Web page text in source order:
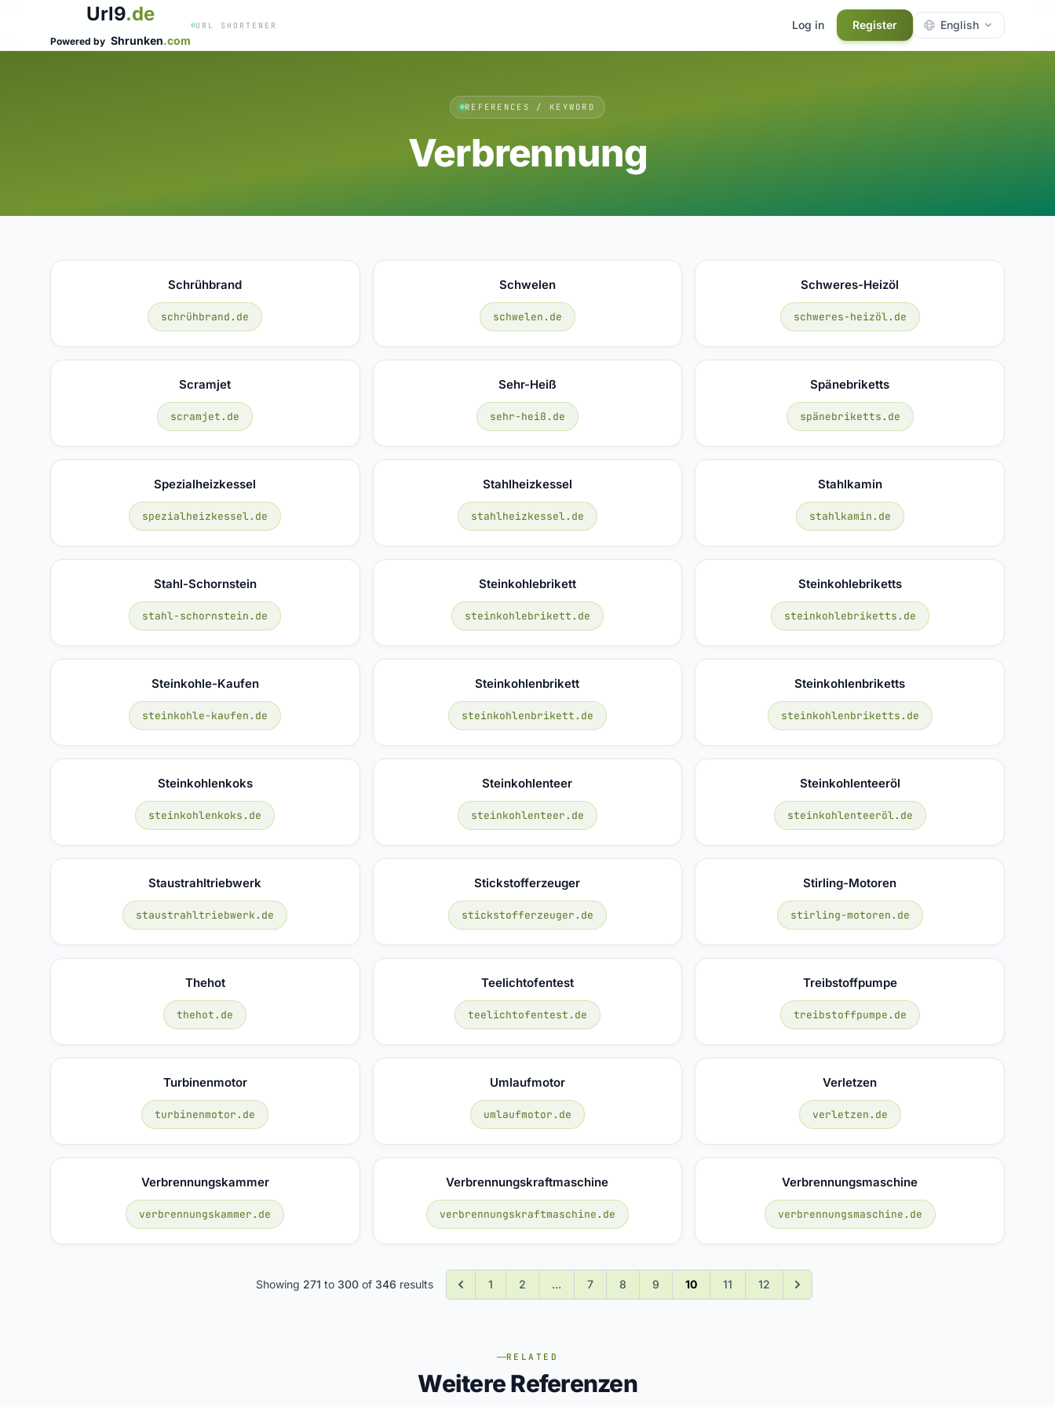
Url9.de
Powered by Shrunken.com
URL SHORTENER Log in Register English
REFERENCES / KEYWORD
Verbrennung
Schrühbrand
schrühbrand.de
Schwelen
schwelen.de
Schweres-Heizöl
schweres-heizöl.de
Scramjet
scramjet.de
Sehr-Heiß
sehr-heiß.de
Spänebriketts
spänebriketts.de
Spezialheizkessel
spezialheizkessel.de
Stahlheizkessel
stahlheizkessel.de
Stahlkamin
stahlkamin.de
Stahl-Schornstein
stahl-schornstein.de
Steinkohlebrikett
steinkohlebrikett.de
Steinkohlebriketts
steinkohlebriketts.de
Steinkohle-Kaufen
steinkohle-kaufen.de
Steinkohlenbrikett
steinkohlenbrikett.de
Steinkohlenbriketts
steinkohlenbriketts.de
Steinkohlenkoks
steinkohlenkoks.de
Steinkohlenteer
steinkohlenteer.de
Steinkohlenteeröl
steinkohlenteeröl.de
Staustrahltriebwerk
staustrahltriebwerk.de
Stickstofferzeuger
stickstofferzeuger.de
Stirling-Motoren
stirling-motoren.de
Thehot
thehot.de
Teelichtofentest
teelichtofentest.de
Treibstoffpumpe
treibstoffpumpe.de
Turbinenmotor
turbinenmotor.de
Umlaufmotor
umlaufmotor.de
Verletzen
verletzen.de
Verbrennungskammer
verbrennungskammer.de
Verbrennungskraftmaschine
verbrennungskraftmaschine.de
Verbrennungsmaschine
verbrennungsmaschine.de
Showing 271 to 300of 346 results 1 2 ... 7 8 9 10 11 12
RELATED
Weitere Referenzen